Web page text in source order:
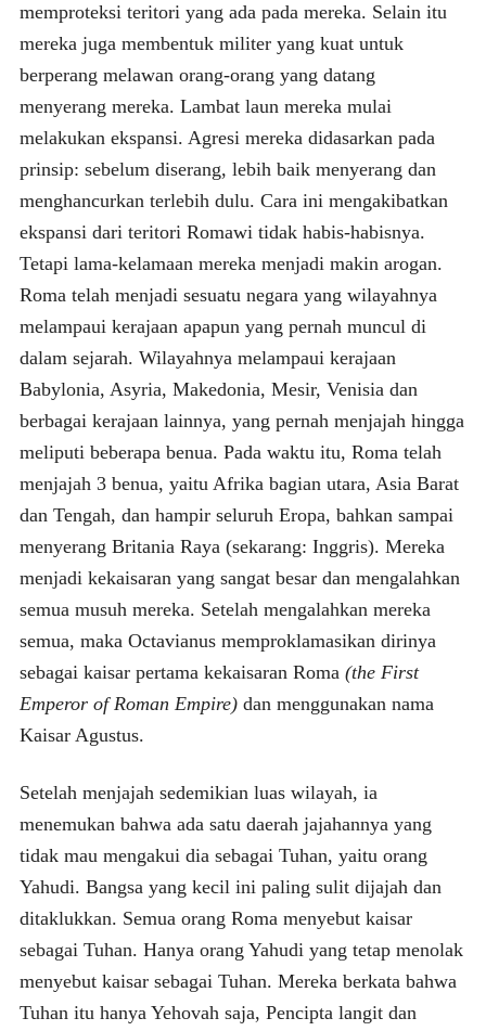
memproteksi teritori yang ada pada mereka. Selain itu
mereka juga membentuk militer yang kuat untuk
berperang melawan orang-orang yang datang
menyerang mereka. Lambat laun mereka mulai
melakukan ekspansi. Agresi mereka didasarkan pada
prinsip: sebelum diserang, lebih baik menyerang dan
menghancurkan terlebih dulu. Cara ini mengakibatkan
ekspansi dari teritori Romawi tidak habis-habisnya.
Tetapi lama-kelamaan mereka menjadi makin arogan.
Roma telah menjadi sesuatu negara yang wilayahnya
melampaui kerajaan apapun yang pernah muncul di
dalam sejarah. Wilayahnya melampaui kerajaan
Babylonia, Asyria, Makedonia, Mesir, Venisia dan
berbagai kerajaan lainnya, yang pernah menjajah hingga
meliputi beberapa benua. Pada waktu itu, Roma telah
menjajah 3 benua, yaitu Afrika bagian utara, Asia Barat
dan Tengah, dan hampir seluruh Eropa, bahkan sampai
menyerang Britania Raya (sekarang: Inggris). Mereka
menjadi kekaisaran yang sangat besar dan mengalahkan
semua musuh mereka. Setelah mengalahkan mereka
semua, maka Octavianus memproklamasikan dirinya
sebagai kaisar pertama kekaisaran Roma (the First
Emperor of Roman Empire)dan menggunakan nama
Kaisar Agustus.
Setelah menjajah sedemikian luas wilayah, ia
menemukan bahwa ada satu daerah jajahannya yang
tidak mau mengakui dia sebagai Tuhan, yaitu orang
Yahudi. Bangsa yang kecil ini paling sulit dijajah dan
ditaklukkan. Semua orang Roma menyebut kaisar
sebagai Tuhan. Hanya orang Yahudi yang tetap menolak
menyebut kaisar sebagai Tuhan. Mereka berkata bahwa
Tuhan itu hanya Yehovah saja, Pencipta langit dan